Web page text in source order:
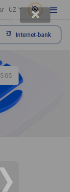
UZ
Internet-bank